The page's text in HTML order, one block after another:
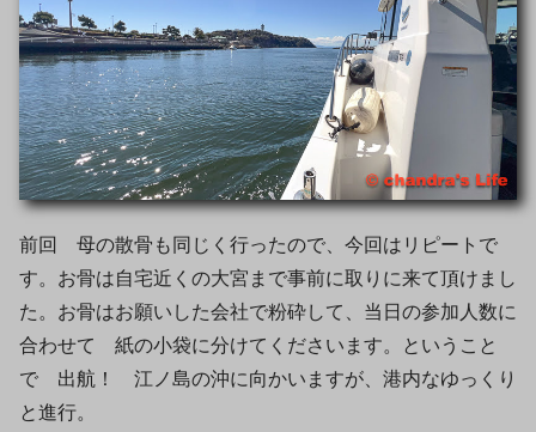
前回 母の散骨も同じく行ったので、今回はリピートで
す。お骨は自宅近くの大宮まで事前に取りに来て頂けまし
た。お骨はお願いした会社で粉砕して、当日の参加人数に
合わせて 紙の小袋に分けてくださいます。ということ
で 出航！ 江ノ島の沖に向かいますが、港内なゆっくり
と進行。